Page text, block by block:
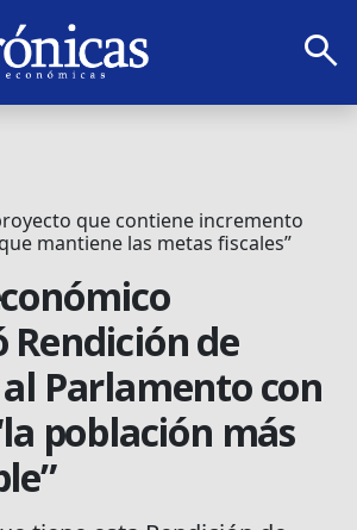
search
que contiene incremento
mantiene las metas fiscales”
Rendición de
Parlamento con
población más